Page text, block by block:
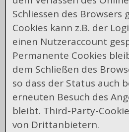
Schliessen des Browsers
Cookies kann z.B. der
einen Nutzeraccount
Permanente Cookies
dem Schließen des
so dass der Status auch
erneuten Besuch des
bleibt. Third-Party-
von Drittanbietern.